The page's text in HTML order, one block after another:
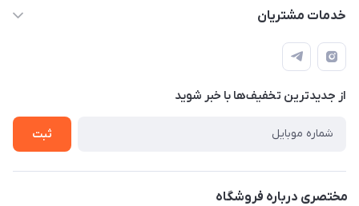
لیست محصولات
راهنما
خدمات مشتریان
پرداخت الکترونیکی امن
رویه ارسال کالا
حریم خصوصی
تماس با ما
از جدید‌ترین تخفیف‌ها با‌ خبر شوید
ثبت
مختصری درباره فروشگاه